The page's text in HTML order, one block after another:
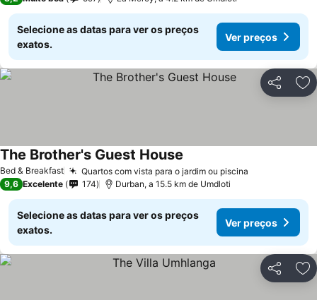
Selecione as datas para ver os preços
exatos.
Ver preços
Partilhar
Bed & Breakfast Quartos com vista para o jardim ou piscina
The Brother's Guest House
9,6 Excelente 174 Durban, a 15.5 km de Umdloti
Selecione as datas para ver os preços
exatos.
Ver preços
Partilhar